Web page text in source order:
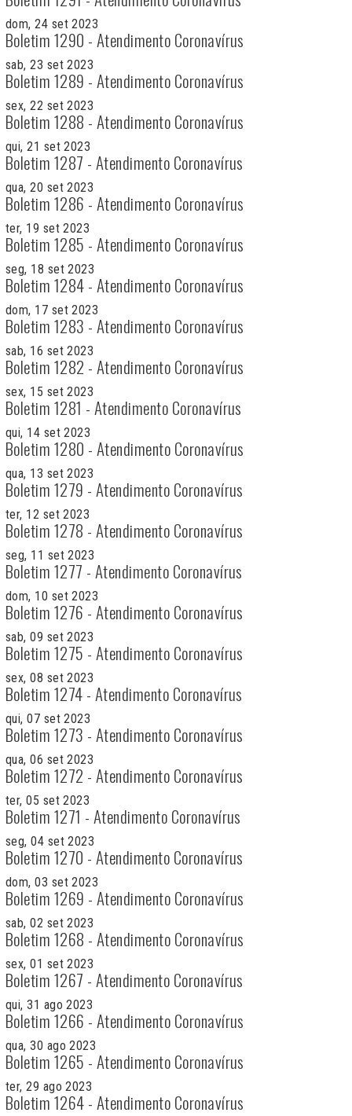
dom, 24 set 2023
Boletim 1290 - Atendimento Coronavírus
sab, 23 set 2023
Boletim 1289 - Atendimento Coronavírus
sex, 22 set 2023
Boletim 1288 - Atendimento Coronavírus
qui, 21 set 2023
Boletim 1287 - Atendimento Coronavírus
qua, 20 set 2023
Boletim 1286 - Atendimento Coronavírus
ter, 19 set 2023
Boletim 1285 - Atendimento Coronavírus
seg, 18 set 2023
Boletim 1284 - Atendimento Coronavírus
dom, 17 set 2023
Boletim 1283 - Atendimento Coronavírus
sab, 16 set 2023
Boletim 1282 - Atendimento Coronavírus
sex, 15 set 2023
Boletim 1281 - Atendimento Coronavírus
qui, 14 set 2023
Boletim 1280 - Atendimento Coronavírus
qua, 13 set 2023
Boletim 1279 - Atendimento Coronavírus
ter, 12 set 2023
Boletim 1278 - Atendimento Coronavírus
seg, 11 set 2023
Boletim 1277 - Atendimento Coronavírus
dom, 10 set 2023
Boletim 1276 - Atendimento Coronavírus
sab, 09 set 2023
Boletim 1275 - Atendimento Coronavírus
sex, 08 set 2023
Boletim 1274 - Atendimento Coronavírus
qui, 07 set 2023
Boletim 1273 - Atendimento Coronavírus
qua, 06 set 2023
Boletim 1272 - Atendimento Coronavírus
ter, 05 set 2023
Boletim 1271 - Atendimento Coronavírus
seg, 04 set 2023
Boletim 1270 - Atendimento Coronavírus
dom, 03 set 2023
Boletim 1269 - Atendimento Coronavírus
sab, 02 set 2023
Boletim 1268 - Atendimento Coronavírus
sex, 01 set 2023
Boletim 1267 - Atendimento Coronavírus
qui, 31 ago 2023
Boletim 1266 - Atendimento Coronavírus
qua, 30 ago 2023
Boletim 1265 - Atendimento Coronavírus
ter, 29 ago 2023
Boletim 1264 - Atendimento Coronavírus